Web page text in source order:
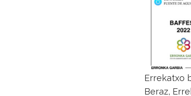
Errekatxo
Beraz,